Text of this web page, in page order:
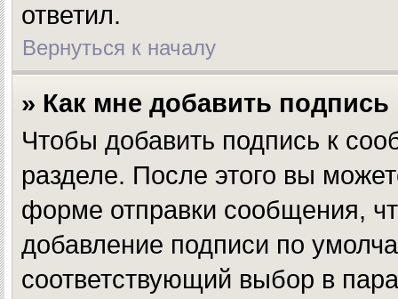
ответил.
Вернуться к началу
» Как мне добавить
Чтобы добавить подпись к
разделе. После этого вы
форме отправки сообщения,
добавление подписи по
соответствующий выбор в